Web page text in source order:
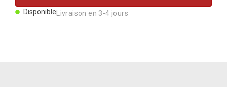
Porte-clés
DisponibleLivraison en 3-4 jours